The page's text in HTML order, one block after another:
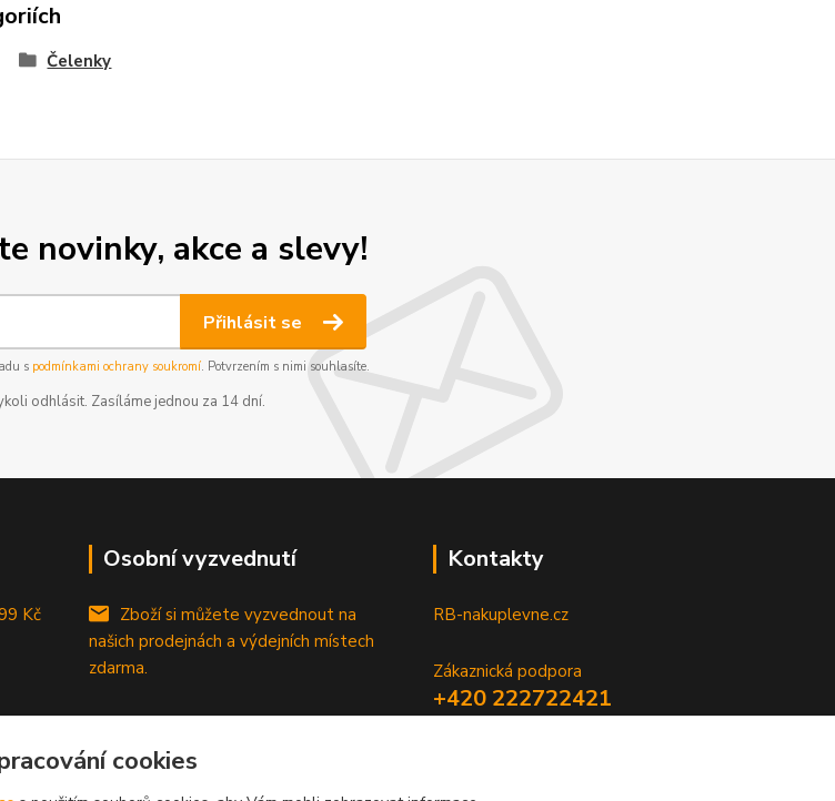
Čelenky
novinky, akce a slevy!
Přihlásit se
s podmínkami ochrany soukromí. Potvrzením s nimi souhlasíte.
odhlásit. Zasíláme jednou za 14 dní.
Kč
Osobní vyzvednutí
Zboží si můžete vyzvednout na
našich prodejnách a výdejních místech
zdarma.
Kontakty
RB-nakuplevne.cz
Zákaznická podpora
+420 222722421
cookies